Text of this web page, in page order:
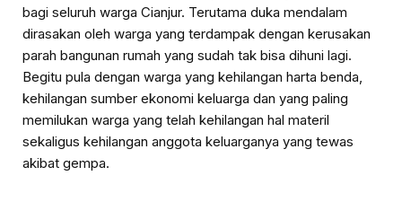
bagi seluruh warga Cianjur. Terutama duka mendalam
dirasakan oleh warga yang terdampak dengan kerusakan
parah bangunan rumah yang sudah tak bisa dihuni lagi.
Begitu pula dengan warga yang kehilangan harta benda,
kehilangan sumber ekonomi keluarga dan yang paling
memilukan warga yang telah kehilangan hal materil
sekaligus kehilangan anggota keluarganya yang tewas
akibat gempa.